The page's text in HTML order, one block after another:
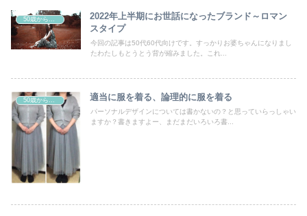
50歳からの曲線系おしゃれ
2022年上半期にお世話になったブランド～ロマン
スタイプ
今回の記事は50代60代向けです。すっかりお婆ちゃんになりまし
たわたしもとうとう背が縮みました。これ...
50歳からの曲線系おしゃれ 適当に服を着る、論理的に服を着る
パーソナルデザインについては書かないの？と思っていらっしゃい
ますか？書きますよー、まだまだいろいろ書...